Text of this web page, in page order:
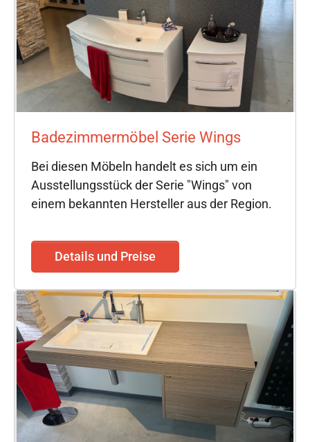
Badezimmermöbel Serie Wings
Bei diesen Möbeln handelt es sich um ein
Ausstellungsstück der Serie "Wings" von
einem bekannten Hersteller aus der Region.
Details und Preise